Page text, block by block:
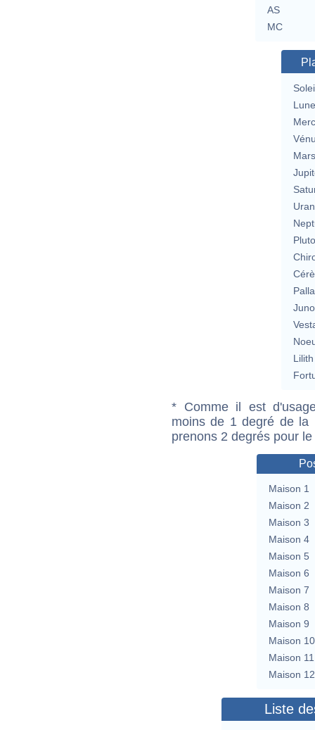
AS
MC
Lune
Mars
Lilith
* Comme il est
moins de 1 degré de la
prenons 2 degrés pour
Maison 1
Maison 2
Maison 3
Maison 4
Maison 5
Maison 6
Maison 7
Maison 8
Maison 9
Maison 10
Maison 11
Maison 12
Liste